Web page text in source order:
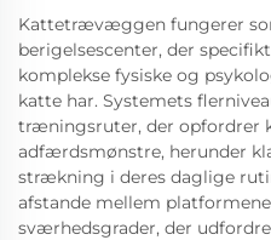
Kattetrævæggen fungerer
berigelsescenter, der
komplekse fysiske og
katte har. Systemets
træningsruter, der opfordrer
adfærdsmønstre, herunder
strækning i deres daglige
afstande mellem
sværhedsgrader, der